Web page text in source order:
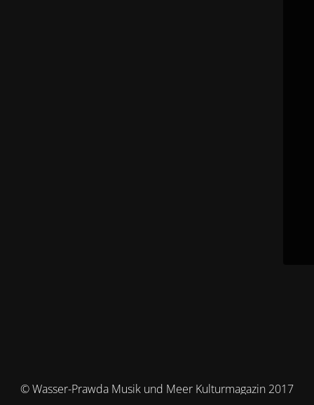
© Wasser-Prawda Musik und Meer Kulturmagazin 2017